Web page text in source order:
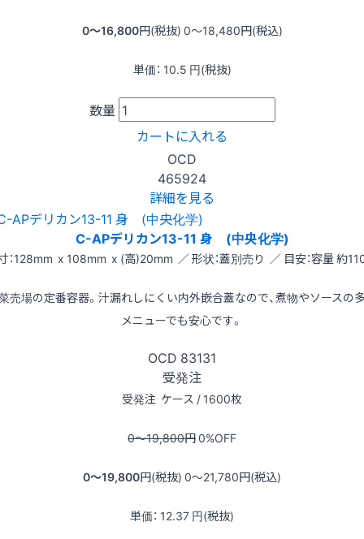
0〜16,800円(税抜) 0〜18,480円(税込)
単価： 10.5 円(税抜)
数量
カートに入れる
OCD
465924
詳細を見る
C-APデリカン13-11 身 (中央化学)
：128mm x 108mm x (高)20mm ／ 形状：蓋別売り ／ 目安：容量 約
売場の定番容器。汁漏れしにくい内外嵌合蓋なので、煮物やソースの
メニューでも安心です。
OCD 83131
受発注
受発注 ケース / 1600枚
0〜19,800円0%OFF
0〜19,800円(税抜) 0〜21,780円(税込)
単価： 12.37 円(税抜)